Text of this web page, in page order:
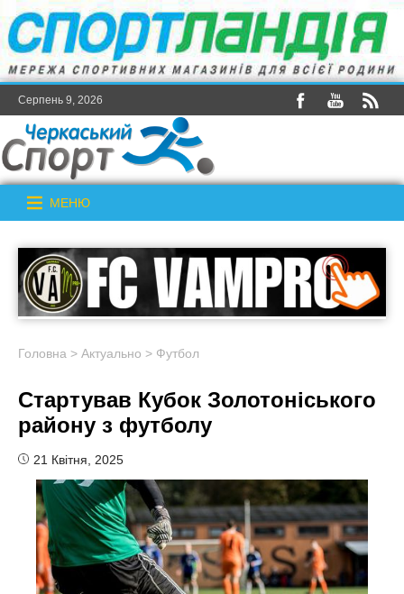
Серпень 9, 2026
МЕНЮ
Головна > Актуально > Футбол
Стартував Кубок Золотоніського
району з футболу
21 Квітня, 2025